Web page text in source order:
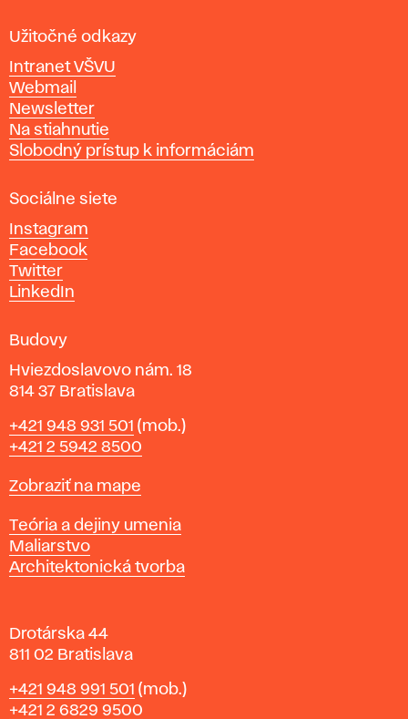
a
ý
t
v
a
r
ý
c
h
u
m
e
í
v
r
a
i
l
a
v
Užitočné odkazy
Intranet VŠVU
Webmail
Newsletter
Na stiahnutie
Slobodný prístup k informáciám
Sociálne siete
Instagram
Facebook
Twitter
LinkedIn
Budovy
Hviezdoslavovo nám. 18
814 37 Bratislava
Telefón
+421 948 931 501 (mob.)
+421 2 5942 8500
Mapa
Zobraziť na mape
Katedry
Teória a dejiny umenia
Maliarstvo
Architektonická tvorba
Drotárska 44
811 02 Bratislava
Telefón
+421 948 991 501 (mob.)
+421 2 6829 9500